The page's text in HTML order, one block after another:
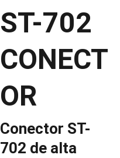
ST-702
CONECT
OR
Conector ST-
702 de alta